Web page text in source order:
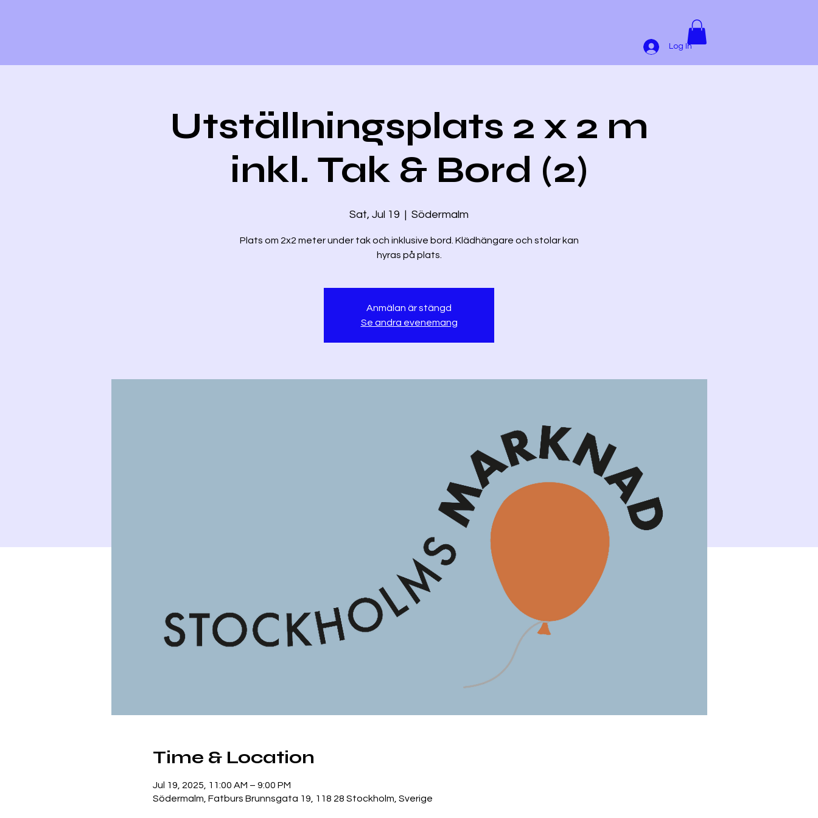
Log In
Utställningsplats 2 x 2 m
inkl. Tak & Bord (2)
Sat, Jul 19
  |
Södermalm
Plats om 2x2 meter under tak och inklusive bord. Klädhängare och stolar kan
hyras på plats.
Anmälan är stängd
Se andra evenemang
Time & Location
Jul 19, 2025, 11:00 AM – 9:00 PM
Södermalm, Fatburs Brunnsgata 19, 118 28 Stockholm, Sverige